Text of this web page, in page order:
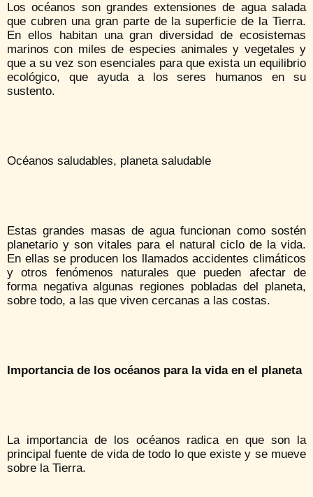
Los océanos son grandes extensiones de agua salada
que cubren una gran parte de la superficie de la Tierra.
En ellos habitan una gran diversidad de ecosistemas
marinos con miles de especies animales y vegetales y
que a su vez son esenciales para que exista un equilibrio
ecológico, que ayuda a los seres humanos en su
sustento.
Océanos saludables, planeta saludable
Estas grandes masas de agua funcionan como sostén
planetario y son vitales para el natural ciclo de la vida.
En ellas se producen los llamados accidentes climáticos
y otros fenómenos naturales que pueden afectar de
forma negativa algunas regiones pobladas del planeta,
sobre todo, a las que viven cercanas a las costas.
Importancia de los océanos para la vida en el planeta
La importancia de los océanos radica en que son la
principal fuente de vida de todo lo que existe y se mueve
sobre la Tierra.